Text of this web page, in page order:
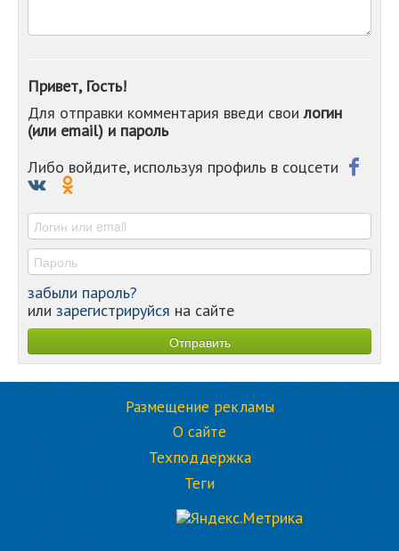
-
-
-
Привет, Гость!
Для отправки комментария введи своилогин
(или email) и пароль
Либо войдите, используя профиль в соцсети
забыли пароль?
или зарегистрируйся на сайте
Размещение рекламы
О сайте
Техподдержка
Теги